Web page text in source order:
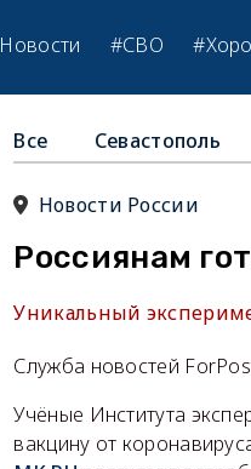
Новости #СВО
Все Севастополь
Новости России
Россиянам
Уникальный
Служба новостей
Учёные Института
вакцину от